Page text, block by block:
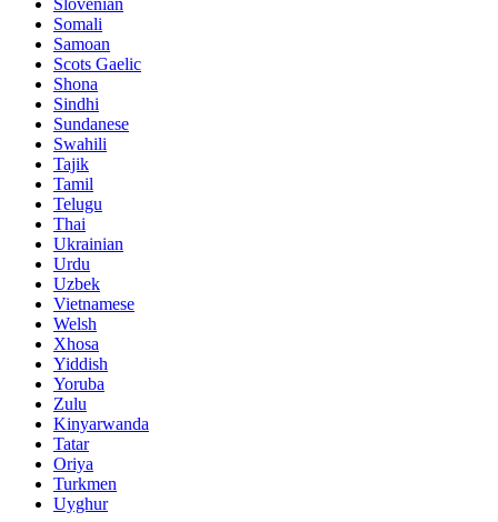
Slovenian
Somali
Samoan
Scots Gaelic
Shona
Sindhi
Sundanese
Swahili
Tajik
Tamil
Telugu
Thai
Ukrainian
Urdu
Uzbek
Vietnamese
Welsh
Xhosa
Yiddish
Yoruba
Zulu
Kinyarwanda
Tatar
Oriya
Turkmen
Uyghur